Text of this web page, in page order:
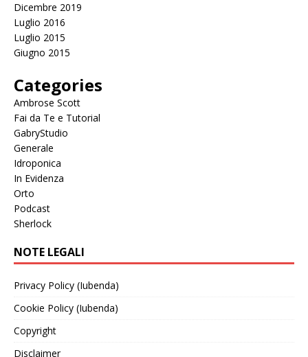
Dicembre 2019
Luglio 2016
Luglio 2015
Giugno 2015
Categories
Ambrose Scott
Fai da Te e Tutorial
GabryStudio
Generale
Idroponica
In Evidenza
Orto
Podcast
Sherlock
NOTE LEGALI
Privacy Policy (Iubenda)
Cookie Policy (Iubenda)
Copyright
Disclaimer